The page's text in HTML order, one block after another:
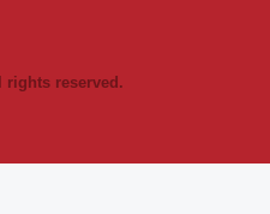
rights reserved.